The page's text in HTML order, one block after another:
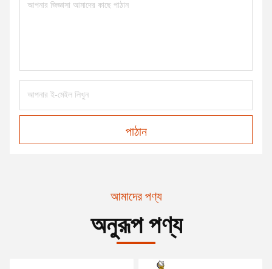
পাঠান
আমাদের পণ্য
অনুরূপ পণ্য